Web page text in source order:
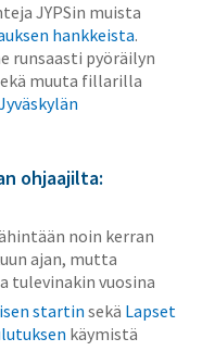
JYPSin muista
hankkeista.
runsaasti pyöräilyn
muuta fillarilla
ohjaajilta:
noin kerran
ajan, mutta
tulevinakin vuosina
startinsekä Lapset
käymistä